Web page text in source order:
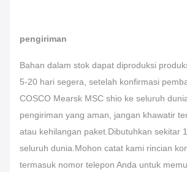
pengiriman
Bahan dalam stok dapat diproduksi
5-20 hari segera, setelah konfirmasi
COSCO Mearsk MSC shio ke seluruh
pengiriman yang aman, jangan khawatir
atau kehilangan paket.Dibutuhkan sekitar
seluruh dunia.Mohon catat kami rincian
termasuk nomor telepon Anda untuk